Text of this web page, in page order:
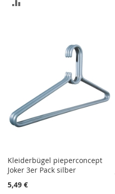
Kleiderbügel pieperconcept
Joker 3er Pack silber
5,49 €